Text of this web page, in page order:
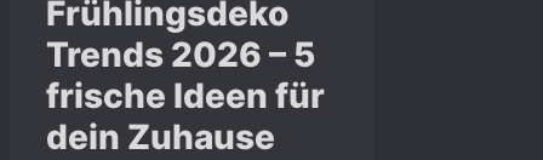
Frühlingsdeko
Trends 2026 – 5
frische Ideen für
dein Zuhause